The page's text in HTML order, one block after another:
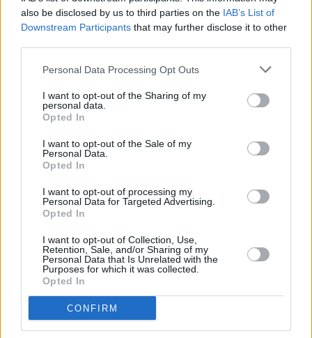
also be disclosed by us to third parties on the IAB’s List of
Downstream Participants that may further disclose it to other
Personal Data Processing Opt Outs
I want to opt-out of the Sharing of my
personal data.
Opted In
I want to opt-out of the Sale of my
Personal Data.
Opted In
I want to opt-out of processing my
Personal Data for Targeted Advertising.
Opted In
I want to opt-out of Collection, Use,
Retention, Sale, and/or Sharing of my
Personal Data that Is Unrelated with the
Purposes for which it was collected.
Opted In
CONFIRM